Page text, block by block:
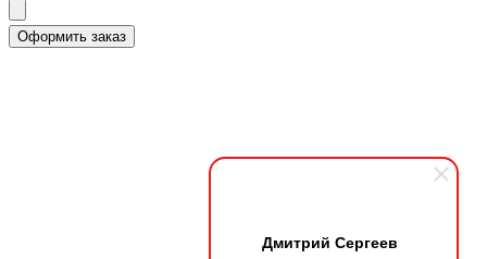
Дмитрий Сергеев